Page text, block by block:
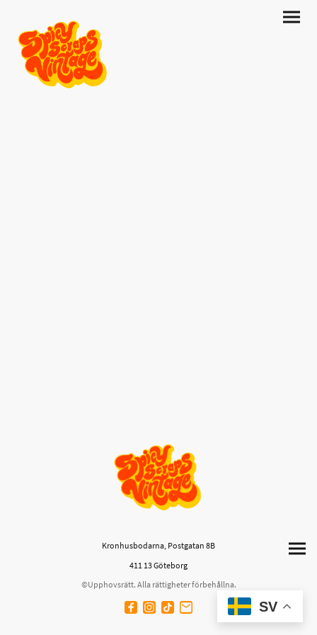
Kronhusbodarna, Postgatan 8B
411 13 Göteborg
©Upphovsrätt. Alla rättigheter förbehållna.
SV